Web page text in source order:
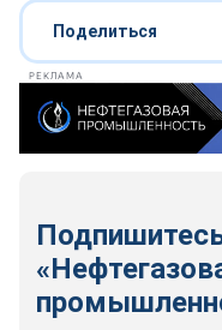
Поделиться
РЕКЛАМА